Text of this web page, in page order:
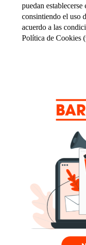
puedan
consintiendo el uso
acuerdo a las
Política de Cookies